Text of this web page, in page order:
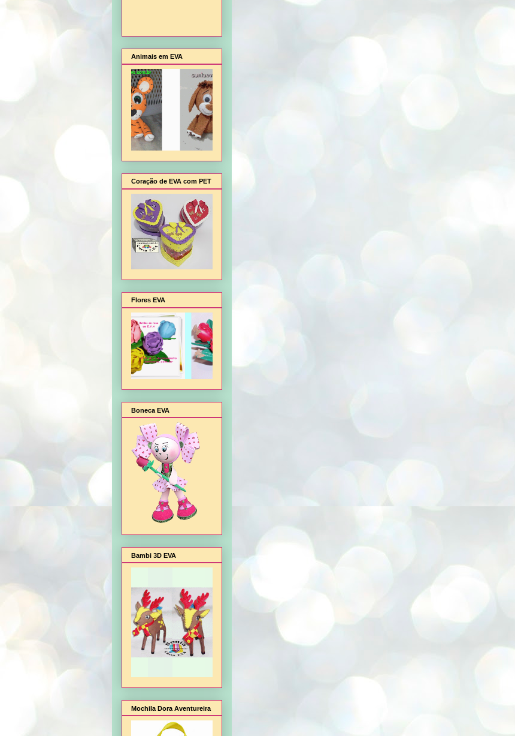
Animais em EVA
Coração de EVA com PET
Flores EVA
Boneca EVA
Bambi 3D EVA
Mochila Dora Aventureira